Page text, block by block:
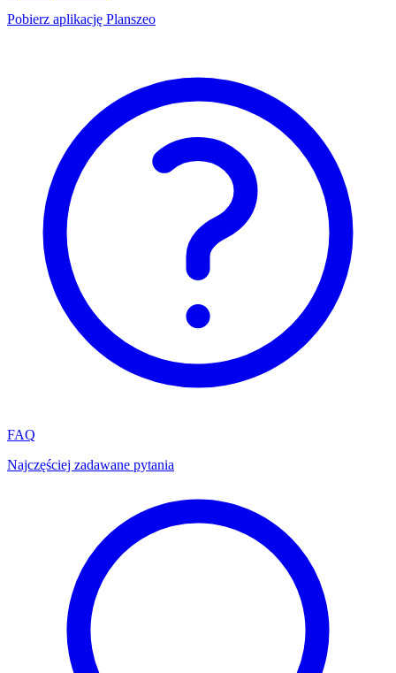
Pobierz aplikację Planszeo
FAQ
Najczęściej zadawane pytania